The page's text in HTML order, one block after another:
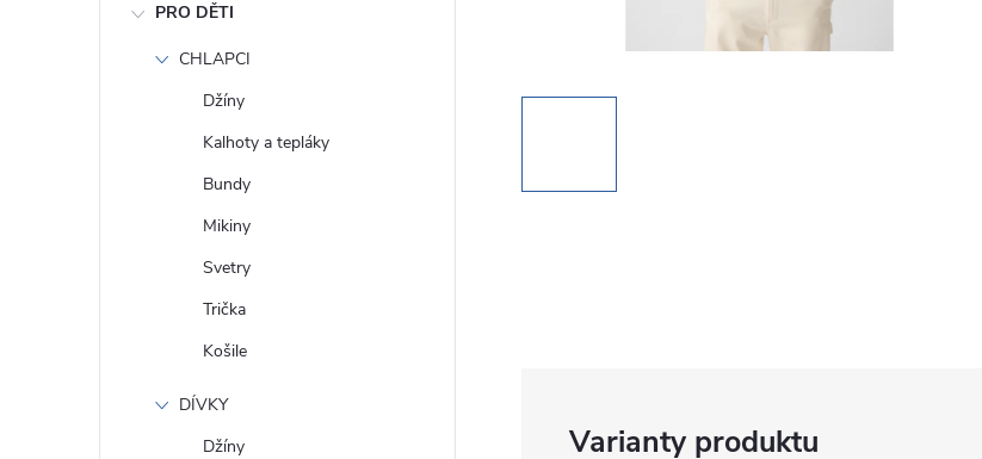
PRO DĚTI
CHLAPCI
Džíny
Kalhoty a tepláky
Bundy
Mikiny
Svetry
Trička
Košile
DÍVKY
Džíny